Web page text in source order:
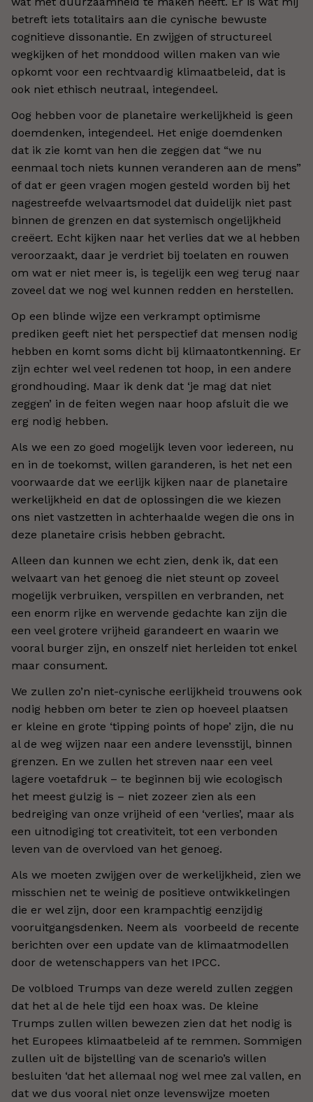
betreft iets totalitairs aan die cynische bewuste
cognitieve dissonantie. En zwijgen of structureel
wegkijken of het monddood willen maken van wie
opkomt voor een rechtvaardig klimaatbeleid, dat is
ook niet ethisch neutraal, integendeel.
Oog hebben voor de planetaire werkelijkheid is geen
doemdenken, integendeel. Het enige doemdenken
dat ik zie komt van hen die zeggen dat “we nu
eenmaal toch niets kunnen veranderen aan de mens”
of dat er geen vragen mogen gesteld worden bij het
nagestreefde welvaartsmodel dat duidelijk niet past
binnen de grenzen en dat systemisch ongelijkheid
creëert. Echt kijken naar het verlies dat we al hebben
veroorzaakt, daar je verdriet bij toelaten en rouwen
om wat er niet meer is, is tegelijk een weg terug naar
zoveel dat we nog wel kunnen redden en herstellen.
Op een blinde wijze een verkrampt optimisme
prediken geeft niet het perspectief dat mensen nodig
hebben en komt soms dicht bij klimaatontkenning. Er
zijn echter wel veel redenen tot hoop, in een andere
grondhouding. Maar ik denk dat ‘je mag dat niet
zeggen’ in de feiten wegen naar hoop afsluit die we
erg nodig hebben.
Als we een zo goed mogelijk leven voor iedereen, nu
en in de toekomst, willen garanderen, is het net een
voorwaarde dat we eerlijk kijken naar de planetaire
werkelijkheid en dat de oplossingen die we kiezen
ons niet vastzetten in achterhaalde wegen die ons in
deze planetaire crisis hebben gebracht.
Alleen dan kunnen we echt zien, denk ik, dat een
welvaart van het genoeg die niet steunt op zoveel
mogelijk verbruiken, verspillen en verbranden, net
een enorm rijke en wervende gedachte kan zijn die
een veel grotere vrijheid garandeert en waarin we
vooral burger zijn, en onszelf niet herleiden tot enkel
maar consument.
We zullen zo’n niet-cynische eerlijkheid trouwens ook
nodig hebben om beter te zien op hoeveel plaatsen
er kleine en grote ‘tipping points of hope’ zijn, die nu
al de weg wijzen naar een andere levensstijl, binnen
grenzen. En we zullen het streven naar een veel
lagere voetafdruk – te beginnen bij wie ecologisch
het meest gulzig is – niet zozeer zien als een
bedreiging van onze vrijheid of een ‘verlies’, maar als
een uitnodiging tot creativiteit, tot een verbonden
leven van de overvloed van het genoeg.
Als we moeten zwijgen over de werkelijkheid, zien we
misschien net te weinig de positieve ontwikkelingen
die er wel zijn, door een krampachtig eenzijdig
vooruitgangsdenken. Neem als voorbeeld de recente
berichten over een update van de klimaatmodellen
door de wetenschappers van het IPCC.
De volbloed Trumps van deze wereld zullen zeggen
dat het al de hele tijd een hoax was. De kleine
Trumps zullen willen bewezen zien dat het nodig is
het Europees klimaatbeleid af te remmen. Sommigen
zullen uit de bijstelling van de scenario’s willen
besluiten ‘dat het allemaal nog wel mee zal vallen, en
dat we dus vooral niet onze levenswijze moeten